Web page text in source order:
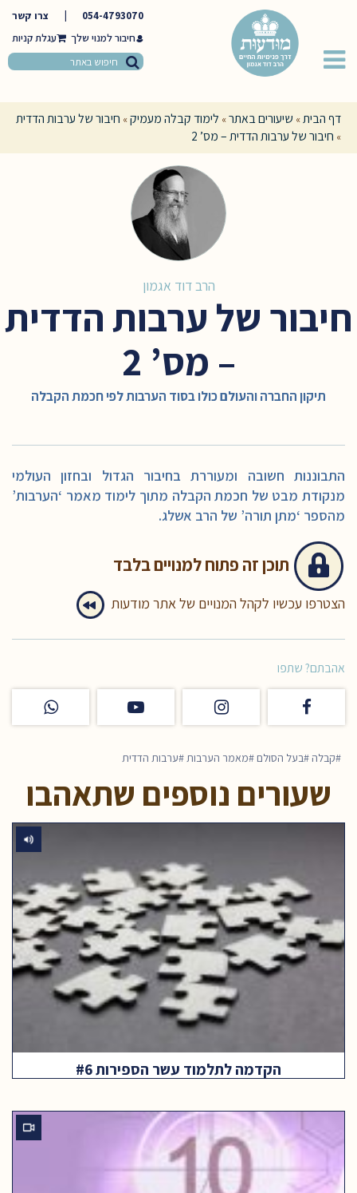
054-4793070
צרו קשר
חיבור למנוי שלך
דף הבית» שיעורים באתר» לימוד קבלה מעמיק» חיבור של ערבות הדדית
» חיבור של ערבות הדדית – מס’ 2
הרב דוד אגמון
חיבור של ערבות הדדית
– מס’ 2
תיקון החברה והעולם כולו בסוד הערבות לפי חכמת הקבלה
התבוננות חשובה ומעוררת בחיבור הגדול ובחזון העולמי
מנקודת מבט של חכמת הקבלה מתוך לימוד מאמר ‘הערבות’
מהספר ‘מתן תורה’ של הרב אשלג.
תוכן זה פתוח למנויים בלבד
הצטרפו עכשיו לקהל המנויים של אתר מודעות
אהבתם? שתפו
קבלה בעל הסולם מאמר הערבות ערבות הדדית
שעורים נוספים שתאהבו
הקדמה לתלמוד עשר הספירות #6